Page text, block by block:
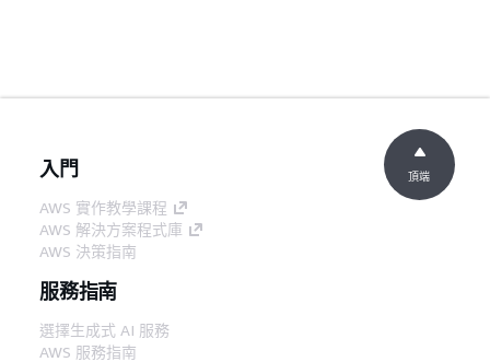
入門
AWS 實作教學課程
AWS 解決方案程式庫
AWS 決策指南
服務指南
選擇生成式 AI 服務
AWS 服務指南
頂端